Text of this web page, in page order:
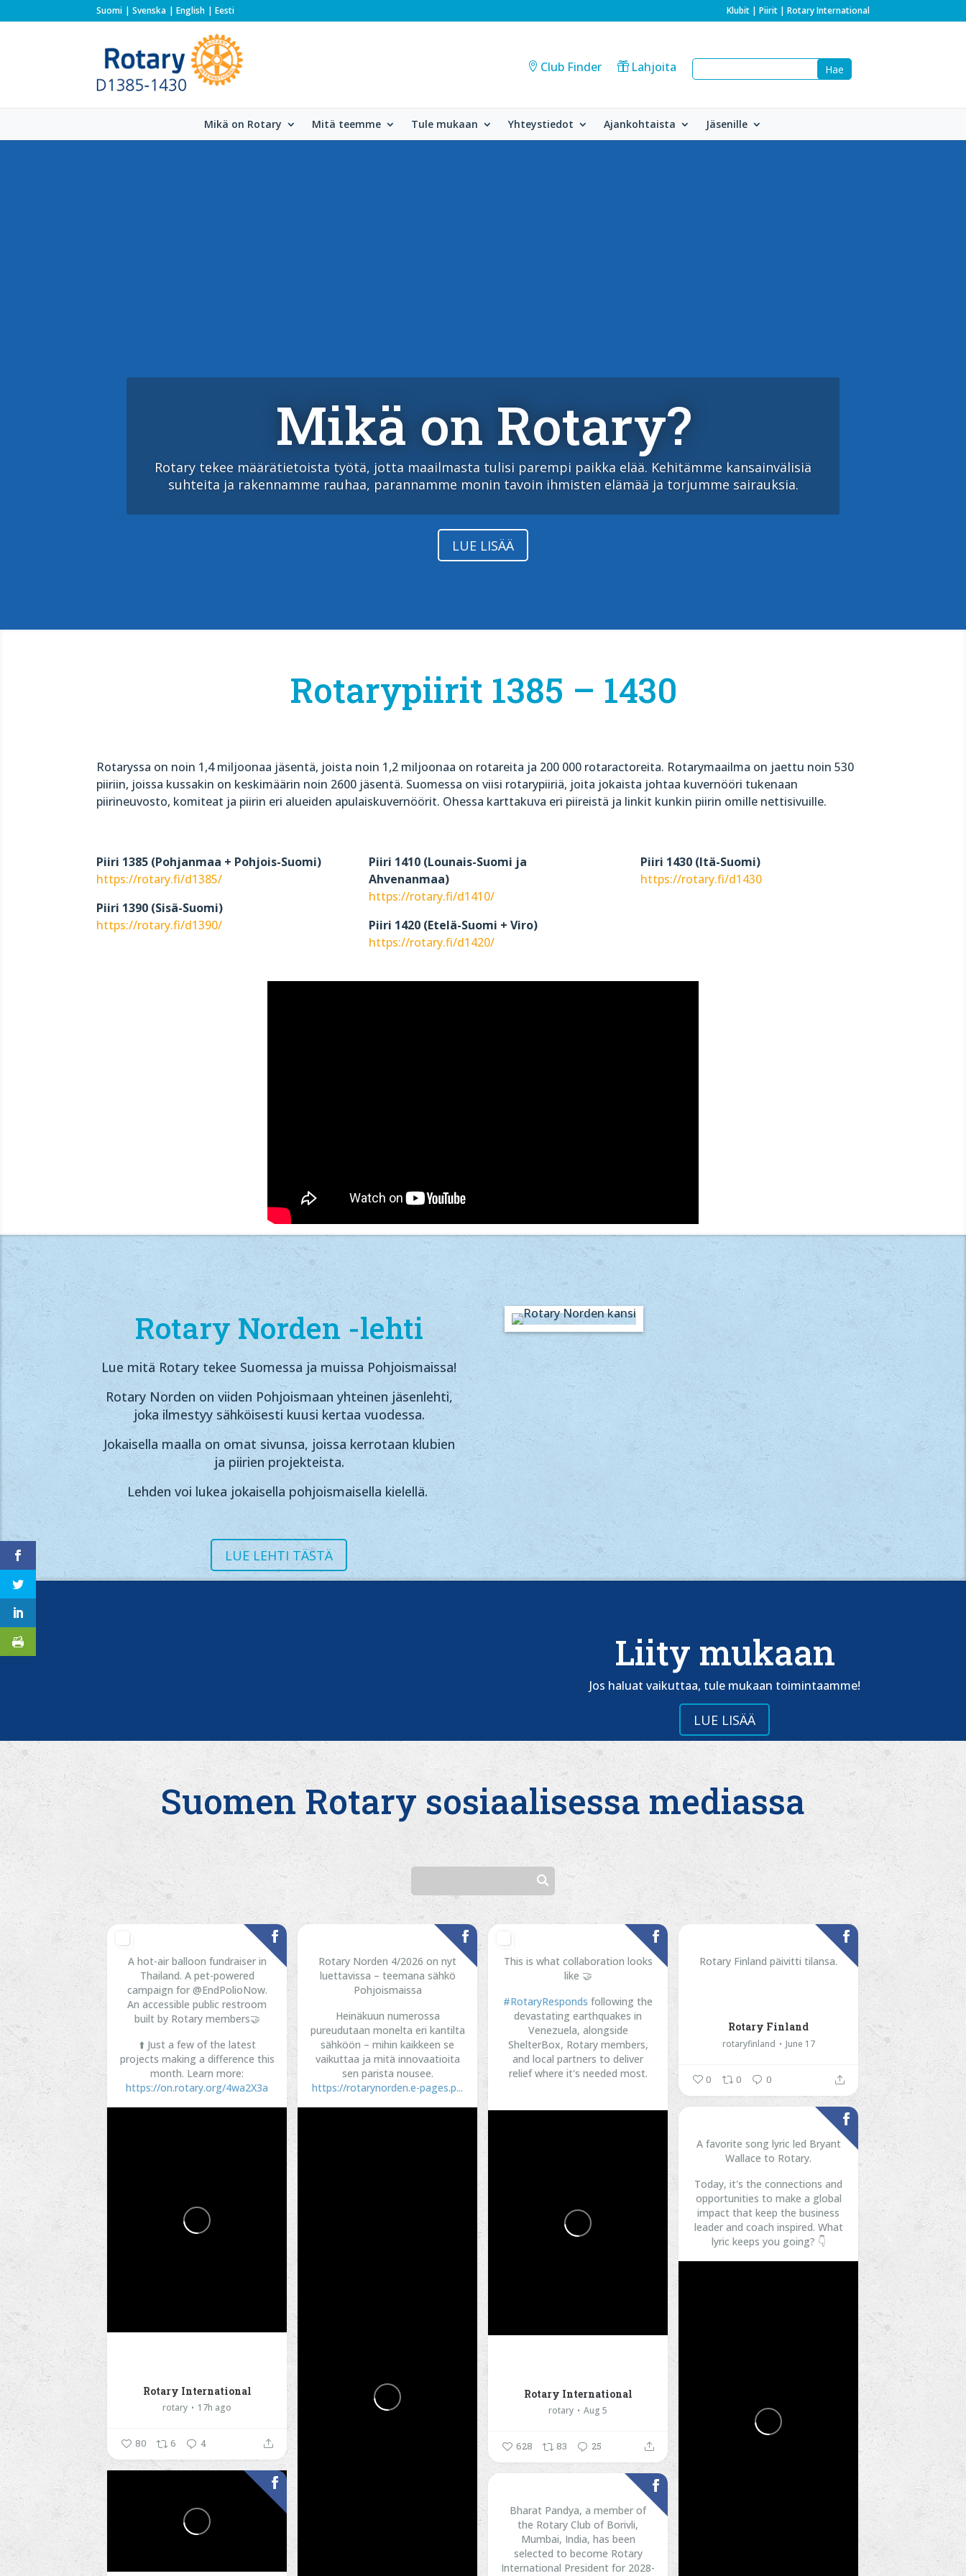
Suomi Svenska English Eesti Klubit| Piirit| Rotary International
Club Finder Lahjoita
Mikä on Rotary Mitä teemme Tule mukaan Yhteystiedot Ajankohtaista Jäsenille
Mikä on Rotary?
Rotary lähettää ja vastaanottaa vuosittain useita nuoria maailmalta ja maailmalle. Kiinnostaako sinua vuosi
tai kesä ulkomailla?
LUE LISÄÄ
Rotarypiirit 1385 – 1430
Rotaryssa on noin 1,4 miljoonaa jäsentä, joista noin 1,2 miljoonaa on rotareita ja 200 000 rotaractoreita. Rotarymaailma on jaettu noin 530
piiriin, joissa kussakin on keskimäärin noin 2600 jäsentä. Suomessa on viisi rotarypiiriä, joita jokaista johtaa kuvernööri tukenaan
piirineuvosto, komiteat ja piirin eri alueiden apulaiskuvernöörit. Ohessa karttakuva eri piireistä ja linkit kunkin piirin omille nettisivuille.
Piiri 1385 (Pohjanmaa + Pohjois-Suomi)
https://rotary.fi/d1385/
Piiri 1390 (Sisä-Suomi)
https://rotary.fi/d1390/
Piiri 1410 (Lounais-Suomi ja
Ahvenanmaa)
https://rotary.fi/d1410/
Piiri 1420 (Etelä-Suomi + Viro)
https://rotary.fi/d1420/
Piiri 1430 (Itä-Suomi)
https://rotary.fi/d1430
Rotary Norden -lehti
Lue mitä Rotary tekee Suomessa ja muissa Pohjoismaissa!
Rotary Norden on viiden Pohjoismaan yhteinen jäsenlehti,
joka ilmestyy sähköisesti kuusi kertaa vuodessa.
Jokaisella maalla on omat sivunsa, joissa kerrotaan klubien
ja piirien projekteista.
Lehden voi lukea jokaisella pohjoismaisella kielellä.
LUE LEHTI TÄSTÄ
Liity mukaan
Jos haluat vaikuttaa, tule mukaan toimintaamme!
LUE LISÄÄ
Suomen Rotary sosiaalisessa mediassa
A hot-air balloon fundraiser in
Thailand. A pet-powered
campaign for @EndPolioNow.
An accessible public restroom
built by Rotary members🤝
⬆️ Just a few of the latest
projects making a difference this
month. Learn more:
https://on.rotary.org/4wa2X3a
Rotary International
rotary 17h ago
80 6 4
Rotary Norden 4/2026 on nyt
luettavissa – teemana sähkö
Pohjoismaissa
Heinäkuun numerossa
pureudutaan monelta eri kantilta
sähköön – mihin kaikkeen se
vaikuttaa ja mitä innovaatioita
sen parista nousee.
https://rotarynorden.e-pages.p...
This is what collaboration looks
like 🤝
#RotaryResponds following the
devastating earthquakes in
Venezuela, alongside
ShelterBox, Rotary members,
and local partners to deliver
relief where it's needed most.
Rotary International
rotary Aug 5
628 83 25
Rotary Finland päivitti tilansa.
Rotary Finland
rotaryfinland June 17
0 0 0
A favorite song lyric led Bryant
Wallace to Rotary.
Today, it's the connections and
opportunities to make a global
impact that keep the business
leader and coach inspired. What
lyric keeps you going? 👇
Bharat Pandya, a member of
the Rotary Club of Borivli,
Mumbai, India, has been
selected to become Rotary
International President for 2028-